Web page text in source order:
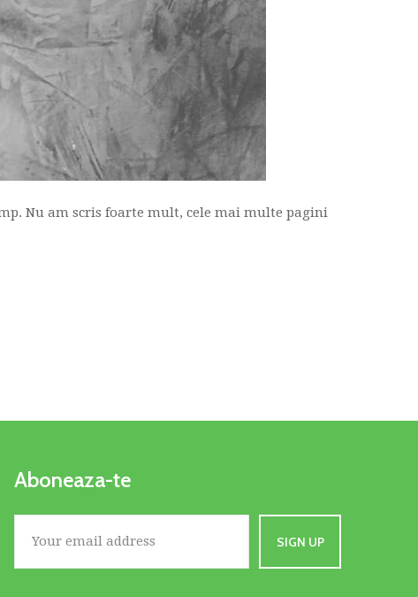
Nu am scris foarte mult, cele mai multe pagini
Aboneaza-te